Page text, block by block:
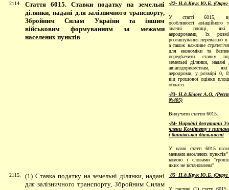
2114.
Стаття 6015. Ставки податку на земельні
ділянки, надані для залізничного транспорту,
Збройним Силам України та іншим
військовим формуванням за межами
населених пунктів
-82- Н.д.Крук Ю.Б.
У статті 6015,
особливості авіаційного
значні площі, які
аеродромами, їх
розташування переважно в
а також важливе
для економіки та
передбачити ставку
земельні ділянки, надані
авіапідприємствам,
аеродроми, у розмірі 0,
від грошової оцінки
області
-83- Н.д.Білоус А.О.
№405)
Вилучити статтю 6015.
-84- Народні депутати
члени Комітету з
і банківської діяльності
У назві статті 6015
межами населених
комою і словами
яких не встановлена"
2115.
(1) Ставка податку на земельні ділянки, надані
для залізничного транспорту, Збройним Силам
-85- Н.д.Крук Ю.Б.
У частині (1) статті 6015